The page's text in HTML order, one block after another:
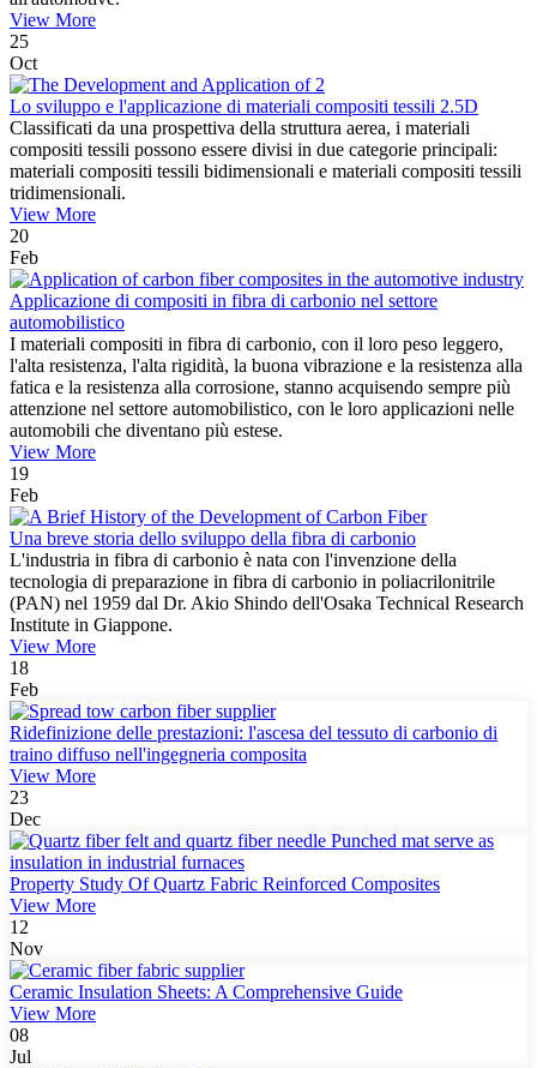
View More
25
Oct
Lo sviluppo e l'applicazione di materiali compositi tessili 2.5D
Classificati da una prospettiva della struttura aerea, i materiali
compositi tessili possono essere divisi in due categorie principali:
materiali compositi tessili bidimensionali e materiali compositi tessili
tridimensionali.
View More
20
Feb
Applicazione di compositi in fibra di carbonio nel settore
automobilistico
I materiali compositi in fibra di carbonio, con il loro peso leggero,
l'alta resistenza, l'alta rigidità, la buona vibrazione e la resistenza alla
fatica e la resistenza alla corrosione, stanno acquisendo sempre più
attenzione nel settore automobilistico, con le loro applicazioni nelle
automobili che diventano più estese.
View More
19
Feb
Una breve storia dello sviluppo della fibra di carbonio
L'industria in fibra di carbonio è nata con l'invenzione della
tecnologia di preparazione in fibra di carbonio in poliacrilonitrile
(PAN) nel 1959 dal Dr. Akio Shindo dell'Osaka Technical Research
Institute in Giappone.
View More
18
Feb
Ridefinizione delle prestazioni: l'ascesa del tessuto di carbonio di
traino diffuso nell'ingegneria composita
View More
23
Dec
Property Study Of Quartz Fabric Reinforced Composites
View More
12
Nov
Ceramic Insulation Sheets: A Comprehensive Guide
View More
08
Jul